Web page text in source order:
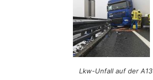
Lkw-Unfall auf der A13